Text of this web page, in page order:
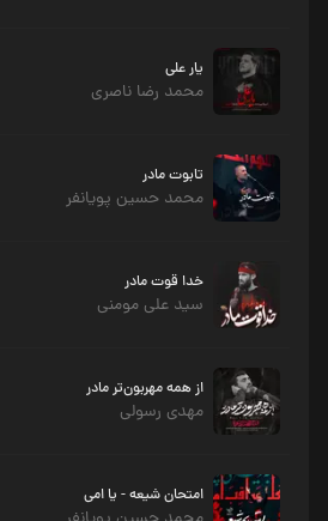
یار علی
محمد رضا ناصری
تابوت مادر
محمد حسین پویانفر
خدا قوت مادر
سید علی مومنی
از همه مهربون‌تر مادر
مهدی رسولی
امتحان شیعه - یا امی